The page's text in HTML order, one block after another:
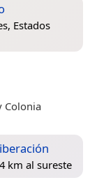
Estados
Colonia
km al sureste